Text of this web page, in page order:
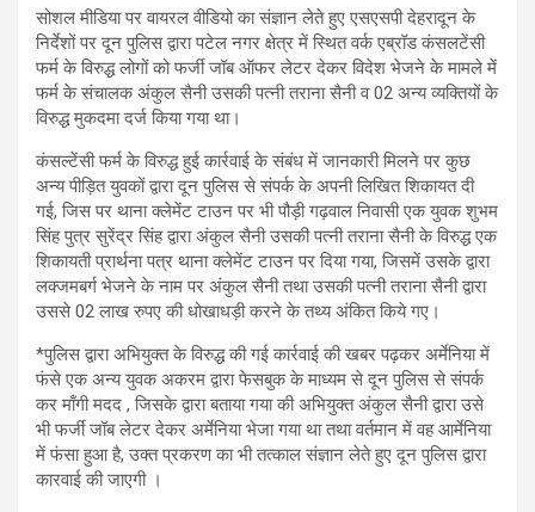
सोशल मीडिया पर वायरल वीडियो का संज्ञान लेते हुए एसएसपी देहरादून के
निर्देशों पर दून पुलिस द्वारा पटेल नगर क्षेत्र में स्थित वर्क एब्रॉड कंसलटेंसी
फर्म के विरुद्ध लोगों को फर्जी जॉब ऑफर लेटर देकर विदेश भेजने के मामले में
फर्म के संचालक अंकुल सैनी उसकी पत्नी तराना सैनी व 02 अन्य व्यक्तियों के
विरुद्ध मुकदमा दर्ज किया गया था।
कंसल्टेंसी फर्म के विरुद्ध हुई कार्रवाई के संबंध में जानकारी मिलने पर कुछ
अन्य पीड़ित युवकों द्वारा दून पुलिस से संपर्क के अपनी लिखित शिकायत दी
गई, जिस पर थाना क्लेमेंट टाउन पर भी पौड़ी गढ़वाल निवासी एक युवक शुभम
सिंह पुत्र सुरेंद्र सिंह द्वारा अंकुल सैनी उसकी पत्नी तराना सैनी के विरुद्ध एक
शिकायती प्रार्थना पत्र थाना क्लेमेंट टाउन पर दिया गया, जिसमें उसके द्वारा
लक्जमबर्ग भेजने के नाम पर अंकुल सैनी तथा उसकी पत्नी तराना सैनी द्वारा
उससे 02 लाख रुपए की धोखाधड़ी करने के तथ्य अंकित किये गए।
*पुलिस द्वारा अभियुक्त के विरुद्ध की गई कार्रवाई की खबर पढ़कर अर्मेनिया में
फंसे एक अन्य युवक अकरम द्वारा फेसबुक के माध्यम से दून पुलिस से संपर्क
कर माँगी मदद , जिसके द्वारा बताया गया की अभियुक्त अंकुल सैनी द्वारा उसे
भी फर्जी जॉब लेटर देकर अर्मेनिया भेजा गया था तथा वर्तमान में वह आर्मेनिया
में फंसा हुआ है, उक्त प्रकरण का भी तत्काल संज्ञान लेते हुए दून पुलिस द्वारा
कारवाई की जाएगी ।